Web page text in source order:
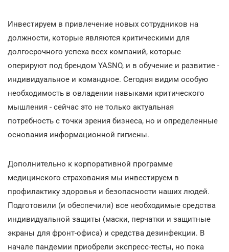
Инвестируем в привлечение новых сотрудников на
должности, которые являются критическими для
долгосрочного успеха всех компаний, которые
оперируют под брендом YASNO, и в обучение и развитие -
индивидуальное и командное. Сегодня видим особую
необходимость в овладении навыками критического
мышления - сейчас это не только актуальная
потребность с точки зрения бизнеса, но и определенные
основания информационной гигиены.
Дополнительно к корпоративной программе
медицинского страхования мы инвестируем в
профилактику здоровья и безопасности наших людей.
Подготовили (и обеспечили) все необходимые средства
индивидуальной защиты (маски, перчатки и защитные
экраны для фронт-офиса) и средства дезинфекции. В
начале пандемии приобрели экспресс-тесты, но пока